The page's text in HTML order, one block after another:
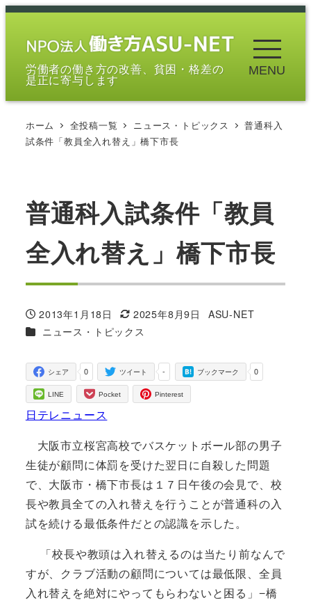
メ
労働者の働き方の改善、貧困・格差の
是正に寄与します
MENU
ホーム 全投稿一覧 ニュース・トピックス
普通科入
試条件「教員全入れ替え」橋下市長
普通科入試条件「教員
全入れ替え」橋下市長
投稿日
2013年1月18日
更新日
2025年8月9日
著
ASU-NET
カテゴリー
ニュース・トピックス
0
シェア -
ツイート 0
ブックマーク
LINE Pocket Pinterest
日テレニュース
大阪市立桜宮高校でバスケットボール部の男子
生徒が顧問に体罰を受けた翌日に自殺した問題
で、大阪市・橋下市長は１７日午後の会見で、校
長や教員全ての入れ替えを行うことが普通科の入
試を続ける最低条件だとの認識を示した。
「校長や教頭は入れ替えるのは当たり前なんで
すが、クラブ活動の顧問については最低限、全員
入れ替えを絶対にやってもらわないと困る」−橋